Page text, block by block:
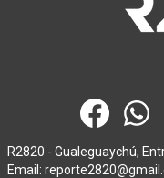
R2820 - Gualeguaychú,
Email: